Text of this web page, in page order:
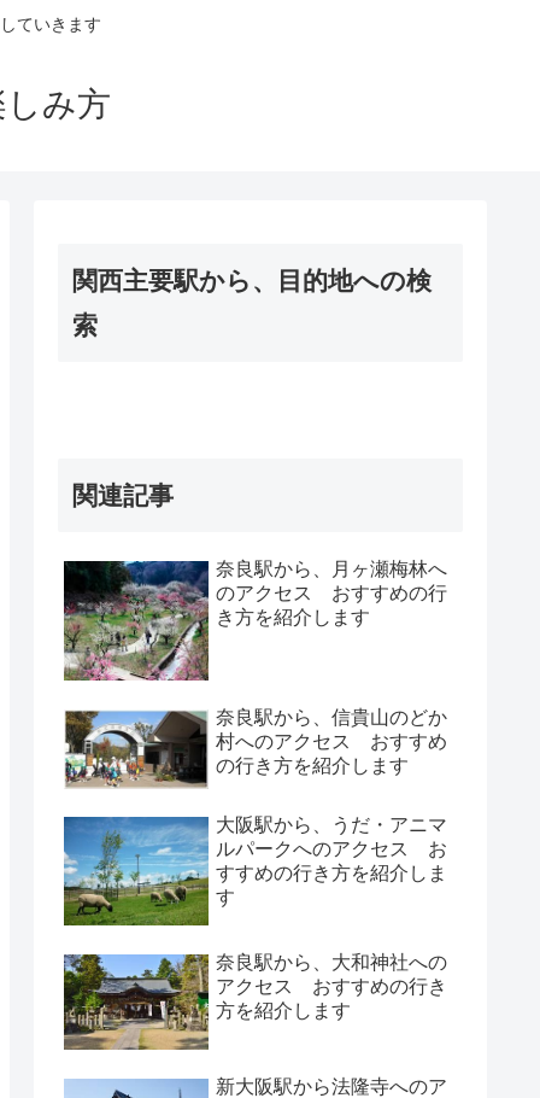
ていきます
み方
関西主要駅から、目的地への検
索
関連記事
奈良駅から、月ヶ瀬梅林へ
のアクセス おすすめの行
き方を紹介します
奈良駅から、信貴山のどか
村へのアクセス おすすめ
の行き方を紹介します
大阪駅から、うだ・アニマ
ルパークへのアクセス お
すすめの行き方を紹介しま
す
奈良駅から、大和神社への
アクセス おすすめの行き
方を紹介します
新大阪駅から法隆寺へのア